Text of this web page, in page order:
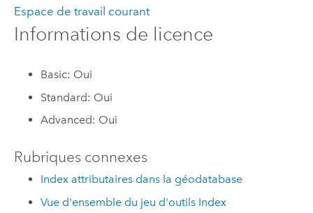
Espace de travail courant
Informations de licence
Basic: Oui
Standard: Oui
Advanced: Oui
Rubriques connexes
Index attributaires dans la géodatabase
Vue d'ensemble du jeu d'outils Index